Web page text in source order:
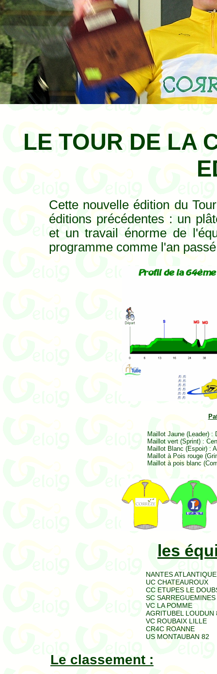
LE TOUR DE LA
Cette nouvelle édition du
éditions précédentes : un
et un travail énorme de
programme comme l'an
Maillot Jaune (Leader) :
Maillot vert (Sprint) :
Maillot Blanc (Espoir) :
Maillot à Pois rouge
Maillot à pois blanc
les
NANTES ATLANTIQUE
UC CHATEAUROUX
CC ETUPES LE
SC SARREGUEMINES
VC LA POMME
AGRITUBEL LOUDUN
VC ROUBAIX LILLE
CR4C ROANNE
US MONTAUBAN 82
Le classement :